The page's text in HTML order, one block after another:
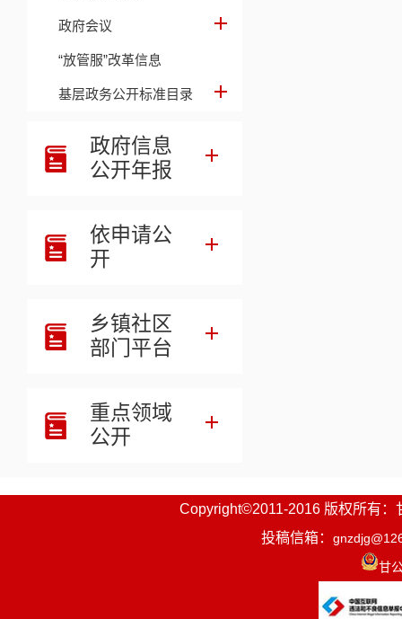
政府会议
“放管服”改革信息
基层政务公开标准目录
政府信息
公开年报
依申请公
开
乡镇社区
部门平台
重点领域
公开
Copyright©2011-2016 版权所有：
投稿信箱：
甘